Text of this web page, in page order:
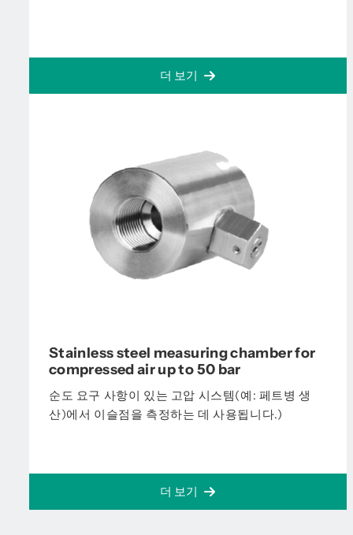
더 보기
Stainless steel measuring chamber for
compressed air up to 50 bar
순도 요구 사항이 있는 고압 시스템(예: 페트병 생
산)에서 이슬점을 측정하는 데 사용됩니다.)
더 보기